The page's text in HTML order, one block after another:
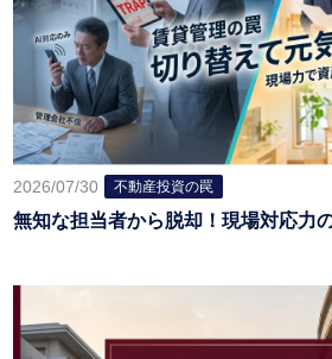
2026/07/30 不動産投資の罠
無知な担当者から脱却！現場対応